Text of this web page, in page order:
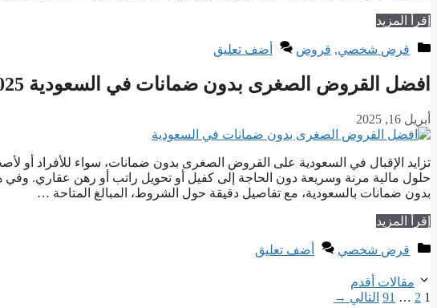
إقرأ المزيد
التصنيفات
قرض شخصي, قروض أضف تعليق
افضل القروض الصغرى بدون ضمانات في السعودية 2025
أبريل 16, 2025
تزايد الإقبال في السعودية على القروض الصغرى بدون ضمانات، سواء للأفراد أو
حلول مالية مرنة وسريعة دون الحاجة إلى كفيل أو تحويل راتب أو رهن عقاري.
بدون ضمانات بالسعودية، مع تفاصيل دقيقة حول الشروط، المبالغ المتاحة …
إقرأ المزيد
التصنيفات
قرض شخصي أضف تعليق
مقالات أقدم
Page1
Page
2
…
Page
91 التالي →